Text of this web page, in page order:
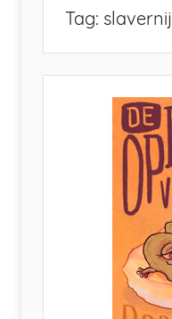
Tag: slavernij